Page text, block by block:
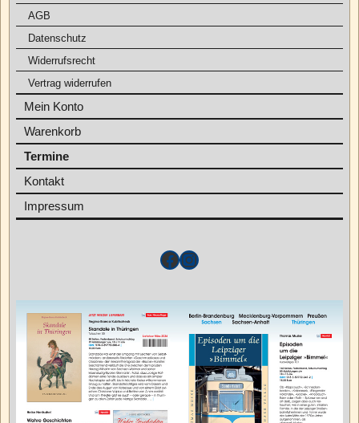
AGB
Datenschutz
Widerrufsrecht
Vertrag widerrufen
Mein Konto
Warenkorb
Termine
Kontakt
Impressum